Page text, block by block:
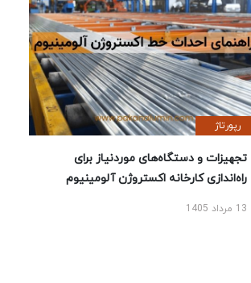
رپورتاژ
تجهیزات و دستگاه‌های موردنیاز برای
راه‌اندازی کارخانه اکستروژن آلومینیوم
13 مرداد 1405